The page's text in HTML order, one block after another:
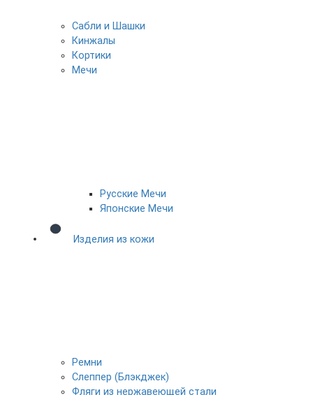
Сабли и Шашки
Кинжалы
Кортики
Мечи
Русские Мечи
Японские Мечи
Изделия из кожи
Ремни
Слеппер (Блэкджек)
Фляги из нержавеющей стали